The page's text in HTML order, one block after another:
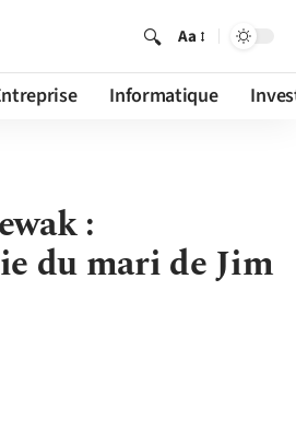
Aa
Informatique
:
du mari de Jim